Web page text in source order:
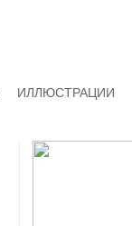
ИЛЛЮСТРАЦИИ